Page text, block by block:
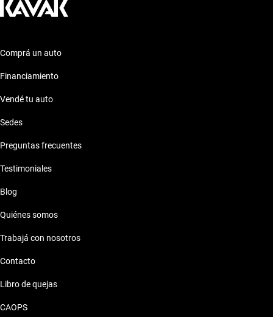
Comprá un auto
Financiamiento
Vendé tu auto
Sedes
Preguntas frecuentes
Testimoniales
Blog
Quiénes somos
Trabajá con nosotros
Contacto
Libro de quejas
CAOPS